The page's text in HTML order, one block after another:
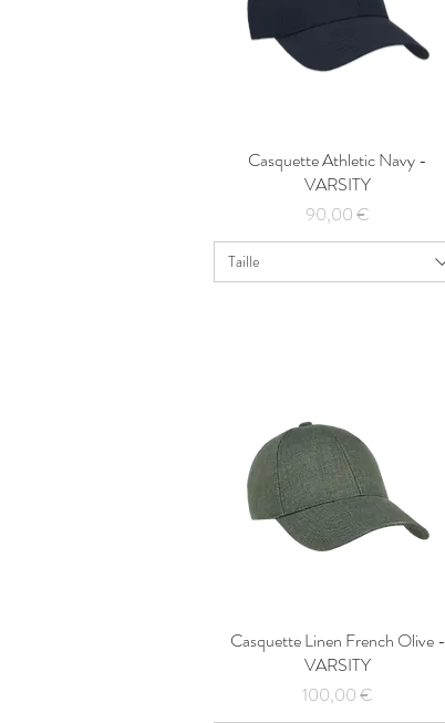
Aperçu rapide
Casquette Athletic Navy -
VARSITY
Prix
90,00 €
Taille
Aperçu rapide
Casquette Linen French Olive -
VARSITY
Prix
100,00 €